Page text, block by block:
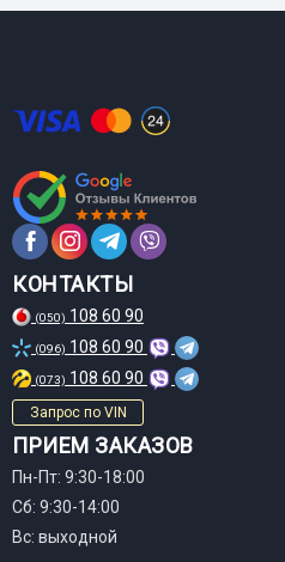
КОНТАКТЫ
(050) 108 60 90
(096) 108 60 90
(073) 108 60 90
Запрос по VIN
ПРИЕМ ЗАКАЗОВ
Пн-Пт: 9:30-18:00
Сб: 9:30-14:00
Вс: выходной